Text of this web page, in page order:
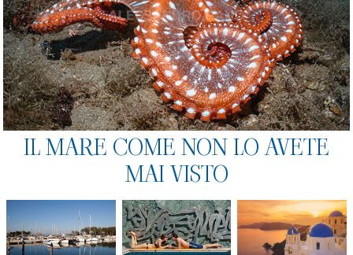
IL MARE COME NON LO AVETE
MAI VISTO